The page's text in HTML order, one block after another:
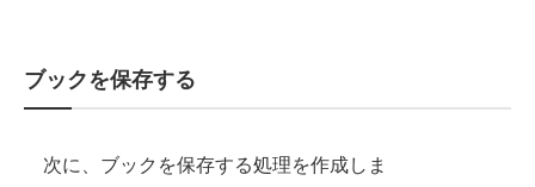
ブックを保存する
次に、ブックを保存する処理を作成しま